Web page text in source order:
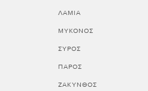
ΛΑΜΙΑ
ΜΥΚΟΝΟΣ
ΣΥΡΟΣ
ΠΑΡΟΣ
ΖΑΚΥΝΘΟΣ